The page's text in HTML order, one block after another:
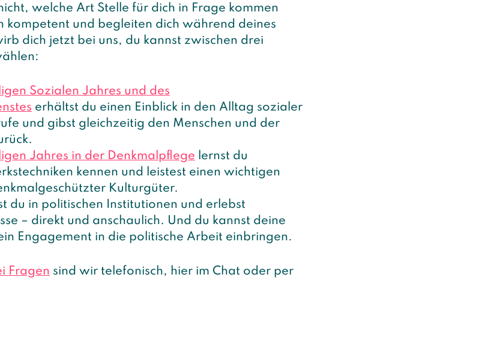
welche Art Stelle für dich in Frage kommen
kompetent und begleiten dich während deines
dich jetzt bei uns, du kannst zwischen drei
Sozialen Jahres und des
erhältst du einen Einblick in den Alltag sozialer
und gibst gleichzeitig den Menschen und der
Jahres in der Denkmalpflege lernst du
kennen und leistest einen wichtigen
Kulturgüter.
du in politischen Institutionen und erlebst
– direkt und anschaulich. Und du kannst deine
Engagement in die politische Arbeit einbringen.
Fragen sind wir telefonisch, hier im Chat oder per